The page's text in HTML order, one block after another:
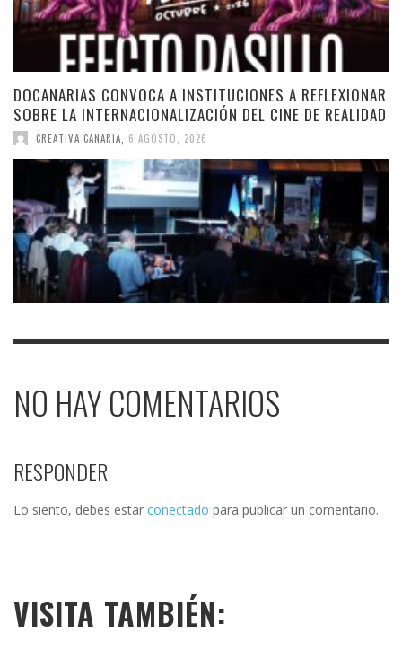
DOCANARIAS CONVOCA A INSTITUCIONES A REFLEXIONAR
SOBRE LA INTERNACIONALIZACIÓN DEL CINE DE REALIDAD
CREATIVA CANARIA 6 AGOSTO, 2026
NO HAY COMENTARIOS
RESPONDER
Lo siento, debes estar conectado para publicar un comentario.
VISITA TAMBIÉN: